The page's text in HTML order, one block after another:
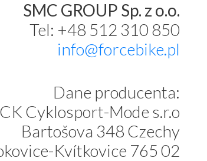
SMC GROUP Sp. z o.o.
Tel: +48 512 310 850
info@forcebike.pl
Dane producenta:
Cyklosport-Mode s.r.o
Bartošova 348 Czechy
Kvítkovice 765 02